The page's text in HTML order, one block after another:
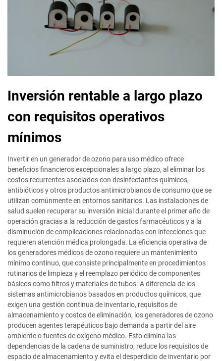
Inversión rentable a largo plazo
con requisitos operativos
mínimos
Invertir en un generador de ozono para uso médico ofrece
beneficios financieros excepcionales a largo plazo, al eliminar los
costos recurrentes asociados con desinfectantes químicos,
antibióticos y otros productos antimicrobianos de consumo que se
utilizan comúnmente en entornos sanitarios. Las instalaciones de
salud suelen recuperar su inversión inicial durante el primer año de
operación gracias a la reducción de gastos farmacéuticos y a la
disminución de complicaciones relacionadas con infecciones que
requieren atención médica prolongada. La eficiencia operativa de
los generadores médicos de ozono requiere un mantenimiento
mínimo continuo, que consiste principalmente en procedimientos
rutinarios de limpieza y el reemplazo periódico de componentes
básicos como filtros y materiales de tubos. A diferencia de los
sistemas antimicrobianos basados en productos químicos, que
exigen una gestión continua de inventario, requisitos de
almacenamiento y costos de eliminación, los generadores de ozono
producen agentes terapéuticos bajo demanda a partir del aire
ambiente o fuentes de oxígeno médico. Esto elimina las
dependencias de la cadena de suministro, reduce los requisitos de
espacio de almacenamiento y evita el desperdicio de inventario por